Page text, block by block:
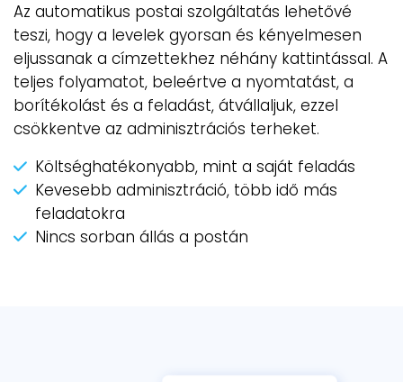
Az automatikus postai szolgáltatás lehetővé
teszi, hogy a levelek gyorsan és kényelmesen
eljussanak a címzettekhez néhány kattintással. A
teljes folyamatot, beleértve a nyomtatást, a
borítékolást és a feladást, átvállaljuk, ezzel
csökkentve az adminisztrációs terheket.
Költséghatékonyabb, mint a saját feladás
Kevesebb adminisztráció, több idő más
feladatokra
Nincs sorban állás a postán